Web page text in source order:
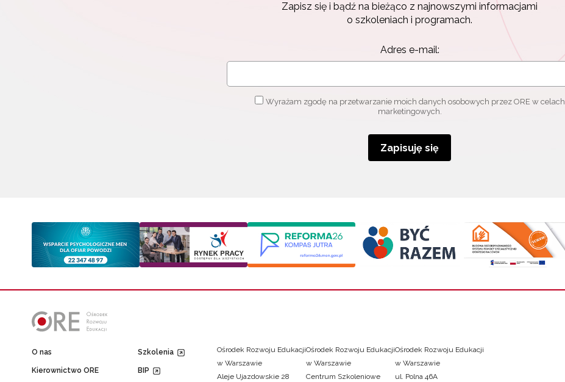
Zapisz się i bądź na bieżąco z najnowszymi informacjami
o szkoleniach i programach.
Adres e-mail:
Wyrażam zgodę na przetwarzanie moich danych osobowych przez ORE w celach
marketingowych.
Zapisuję się
O nas
Kierownictwo ORE
Szkolenia
BIP
Ośrodek Rozwoju Edukacji
w Warszawie
Aleje Ujazdowskie 28
Ośrodek Rozwoju Edukacji
w Warszawie
Centrum Szkoleniowe
Ośrodek Rozwoju Edukacji
w Warszawie
ul. Polna 46A